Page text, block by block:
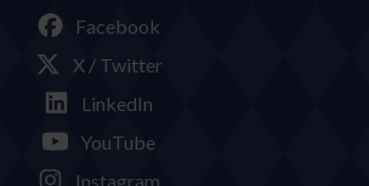
Facebook
X / Twitter
LinkedIn
YouTube
Instagram